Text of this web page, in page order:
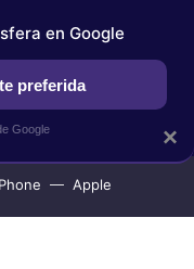
SELECCIÓN
Apple
×
en Google
preferida
Google